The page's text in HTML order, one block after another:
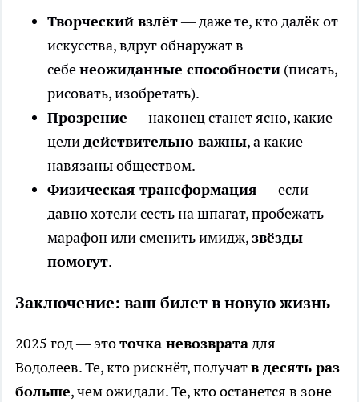
Творческий взлёт— даже те, кто далёк от
искусства, вдруг обнаружат в
себенеожиданные способности (писать,
рисовать, изобретать).
Прозрение— наконец станет ясно, какие
целидействительно важны, а какие
навязаны обществом.
Физическая трансформация— если
давно хотели сесть на шпагат, пробежать
марафон или сменить имидж,звёзды
помогут.
Заключение: ваш билет в новую жизнь
2025 год — этоточка невозвратадля
Водолеев. Те, кто рискнёт, получатв десять раз
больше, чем ожидали. Те, кто останется в зоне